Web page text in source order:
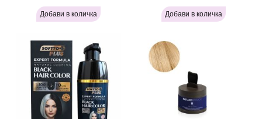
Light Brown 400мл
400 мл